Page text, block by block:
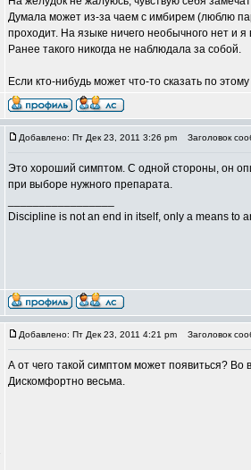
Думала может из-за чаем с имбирем (люблю
проходит. На языке ничего необычного нет и я
Ранее такого никогда не наблюдала за собой.
Если кто-нибудь может что-то сказать по
Добавлено: Пт Дек 23, 2011 3:26 pm Заголовок
Это хороший симптом. С одной стороны, он
при выборе нужного препарата.
Discipline is not an end in itself, only a means to
Добавлено: Пт Дек 23, 2011 4:21 pm Заголовок
А от чего такой симптом может появиться?
Дискомфортно весьма.